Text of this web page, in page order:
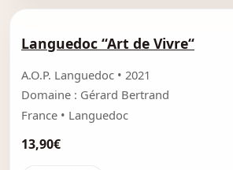
Languedoc “Art de Vivre“
A.O.P. Languedoc • 2021
Domaine : Gérard Bertrand
France • Languedoc
13,90€